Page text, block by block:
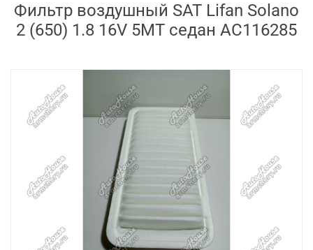
Фильтр воздушный SAT Lifan Solano
2 (650) 1.8 16V 5MT седан AC116285